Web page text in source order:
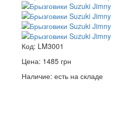
Код: LM3001
Цена: 1485 грн
Наличие: есть на складе